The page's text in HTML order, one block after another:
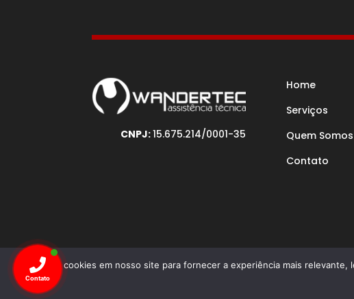
CNPJ:15.675.214/0001-35
Home
Serviços
Quem Somos
Contato
Desenvolvido
Usamos cookies em nosso site para fornecer a experiência mais
Contato